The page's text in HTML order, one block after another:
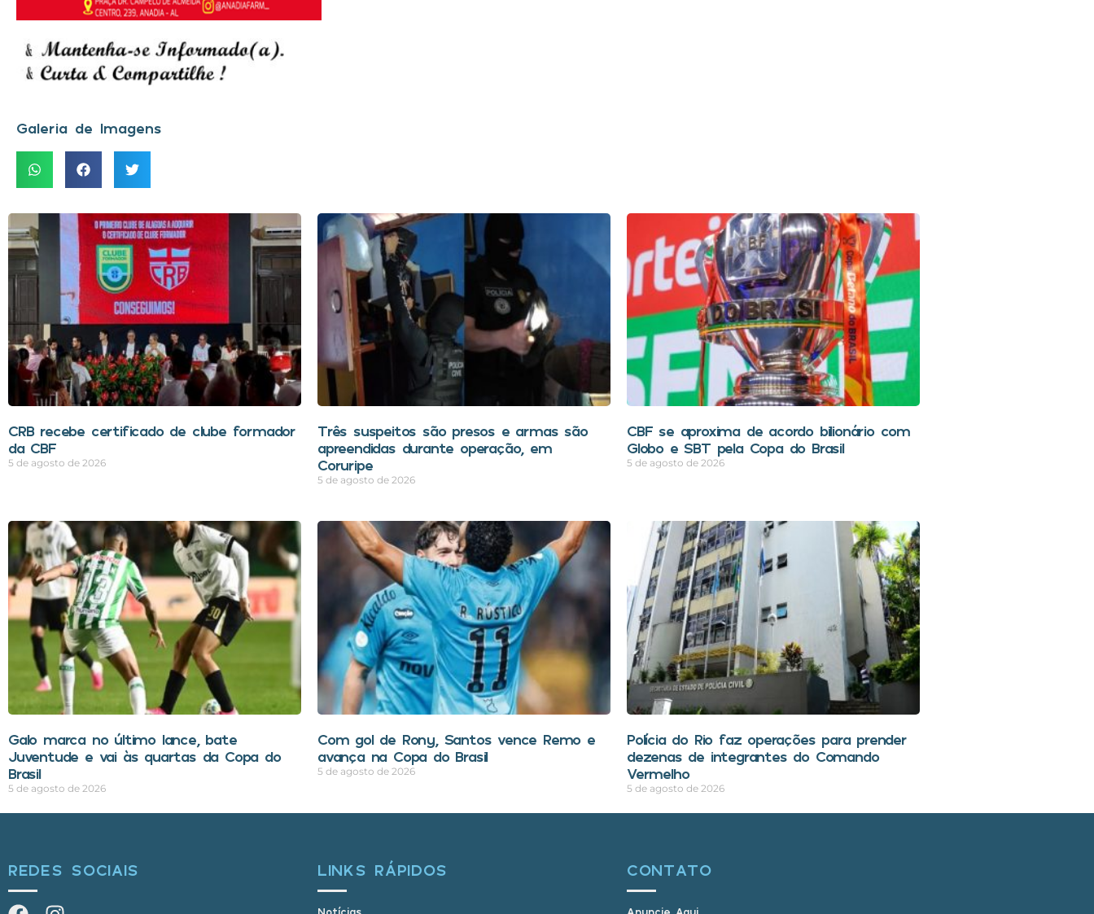
Galeria de Imagens
CRB recebe certificado de clube formador
da CBF
5 de agosto de 2026
Três suspeitos são presos e armas são
apreendidas durante operação, em
Coruripe
5 de agosto de 2026
CBF se aproxima de acordo bilionário com
Globo e SBT pela Copa do Brasil
5 de agosto de 2026
Galo marca no último lance, bate
Juventude e vai às quartas da Copa do
Brasil
5 de agosto de 2026
Com gol de Rony, Santos vence Remo e
avança na Copa do Brasil
5 de agosto de 2026
Polícia do Rio faz operações para prender
dezenas de integrantes do Comando
Vermelho
5 de agosto de 2026
REDES SOCIAIS LINKS RÁPIDOS CONTATO